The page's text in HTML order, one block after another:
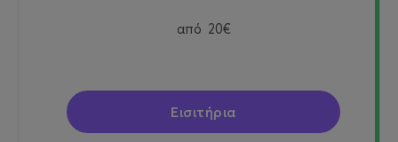
από 20€
Εισιτήρια